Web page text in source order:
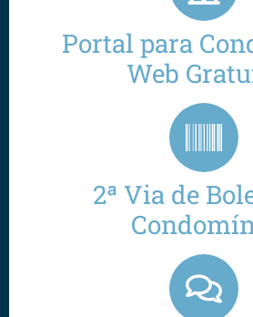
Portal para
Web
2ª Via de